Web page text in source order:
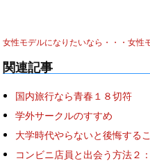
女性モデルになりたいなら・・・女性
関連記事
国内旅行なら青春１８切符
学外サークルのすすめ
大学時代やらないと後悔する
コンビニ店員と出会う方法２